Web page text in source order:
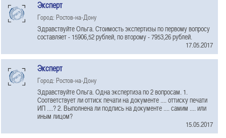
Эксперт
Город: Ростов-на-Дону
Здравствуйте Ольга. Стоимость экспертизы по первому вопросу
составляет - 15906,52 рублей, по второму - 7953,26 рублей.
17.05.2017
Эксперт
Город: Ростов-на-Дону
Здравствуйте Ольга. Одна экспертиза по 2 вопросам. 1.
Соответствует ли оттиск печати на документе .... оттиску печати
ИП ....? 2. Выполнена ли подпись на документе .... самим .... или
иным лицом?
15.05.2017